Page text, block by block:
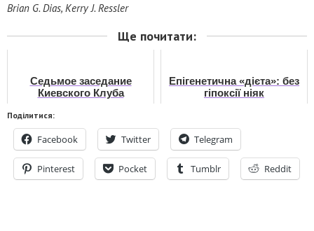
Brian G. Dias, Kerry J. Ressler
Ще почитати:
Седьмое заседание
Киевского Клуба
эпигенетическая теория
Епігенетична «дієта»: без
гіпоксії ніяк
Поділитися:
Facebook Twitter Telegram
Pinterest Pocket Tumblr Reddit